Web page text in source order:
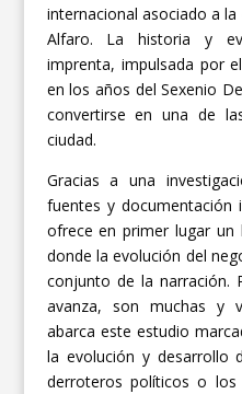
internacional asociado a
Alfaro. La historia y
imprenta, impulsada por
en los años del Sexenio
convertirse en una de
ciudad.
Gracias a una
fuentes y documentación
ofrece en primer lugar un
donde la evolución del
conjunto de la narración.
avanza, son muchas y
abarca este estudio
la evolución y desarrollo
derroteros políticos o los